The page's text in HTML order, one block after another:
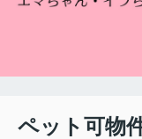
ペット可物